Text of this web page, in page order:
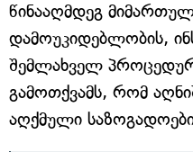
წინააღმდეგ
დამოუკიდებლობის,
შემლახველ
გამოთქვამს, რომ
აღქმული